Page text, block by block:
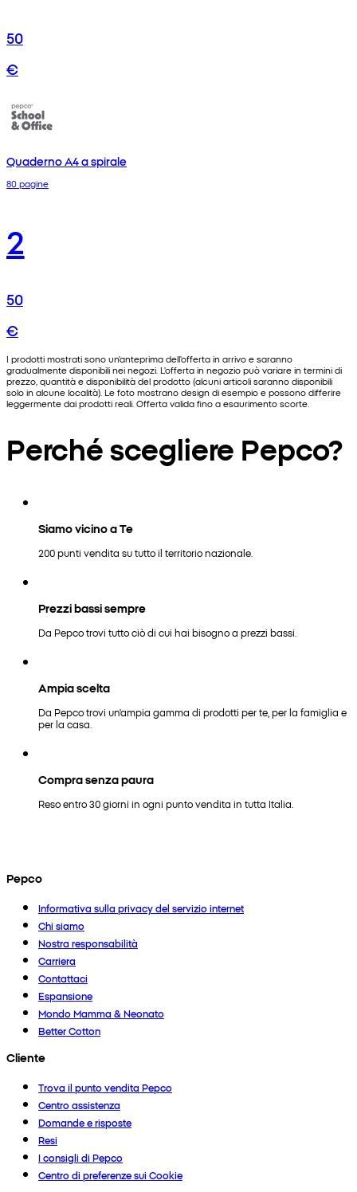
50
€
Quaderno A4 a spirale
80 pagine
2
50
€
I prodotti mostrati sono un'anteprima dell'offerta in arrivo e saranno
gradualmente disponibili nei negozi. L'offerta in negozio può variare in termini di
prezzo, quantità e disponibilità del prodotto (alcuni articoli saranno disponibili
solo in alcune località). Le foto mostrano design di esempio e possono differire
leggermente dai prodotti reali. Offerta valida fino a esaurimento scorte.
Perché scegliere Pepco?
Siamo vicino a Te
200 punti vendita su tutto il territorio nazionale.
Prezzi bassi sempre
Da Pepco trovi tutto ciò di cui hai bisogno a prezzi bassi.
Ampia scelta
Da Pepco trovi un'ampia gamma di prodotti per te, per la famiglia e
per la casa.
Compra senza paura
Reso entro 30 giorni in ogni punto vendita in tutta Italia.
Pepco
Informativa sulla privacy del servizio internet
Chi siamo
Nostra responsabilità
Carriera
Contattaci
Espansione
Mondo Mamma & Neonato
Better Cotton
Cliente
Trova il punto vendita Pepco
Centro assistenza
Domande e risposte
Resi
I consigli di Pepco
Centro di preferenze sui Cookie